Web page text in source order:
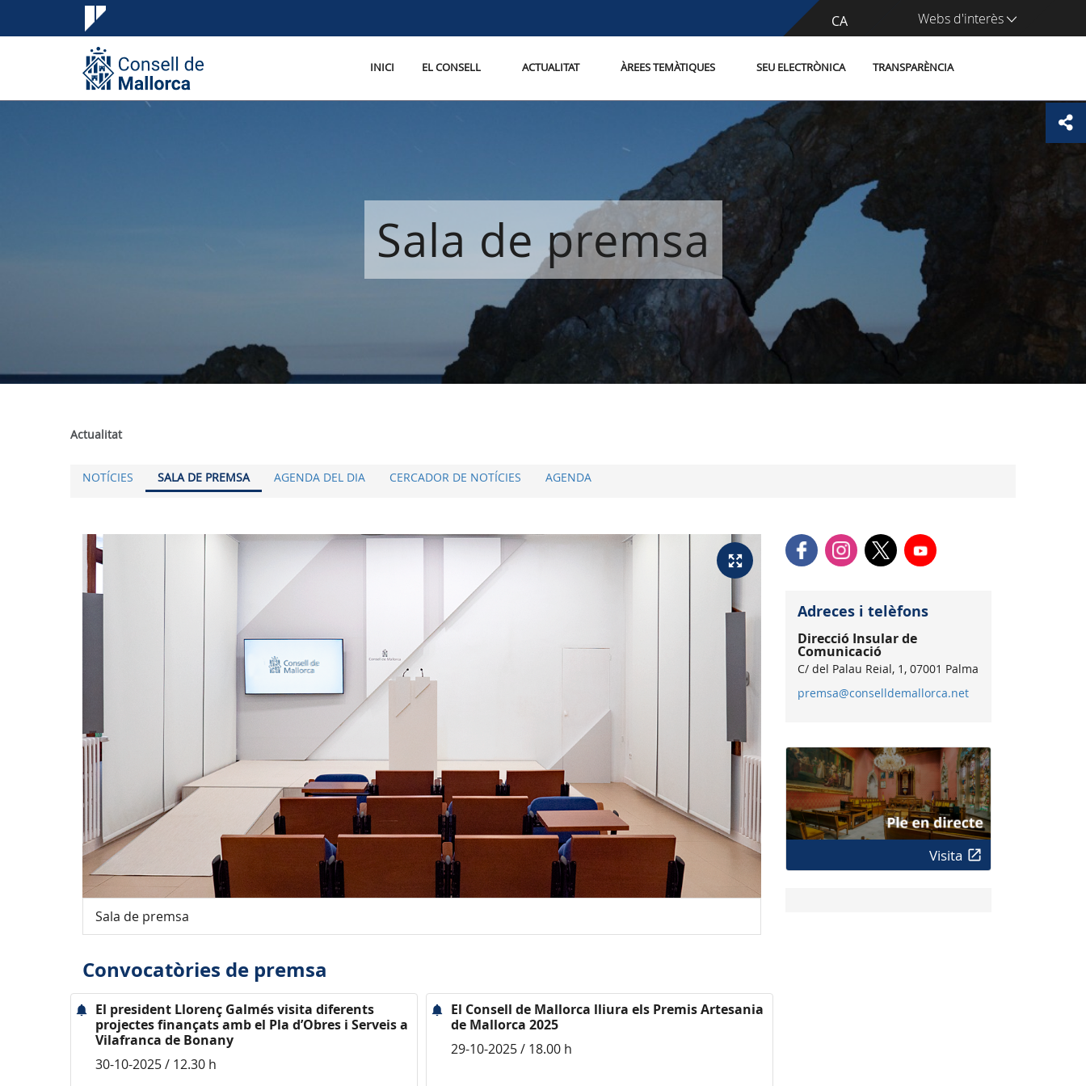
CA
ES Webs d'interès
INICI EL CONSELL ACTUALITAT ÀREES TEMÀTIQUES SEU ELECTRÒNICA TRANSPARÈNCIA
Sala de premsa
Actualitat
NOTÍCIES SALA DE PREMSA AGENDA DEL DIA CERCADOR DE NOTÍCIES AGENDA
Sala de premsa
Convocatòries de premsa
El president Llorenç Galmés visita diferents
projectes finançats amb el Pla d’Obres i Serveis a
Vilafranca de Bonany
30-10-2025 / 12.30 h
El Consell de Mallorca lliura els Premis Artesania
de Mallorca 2025
29-10-2025 / 18.00 h
Adreces i telèfons
Direcció Insular de
Comunicació
C/ del Palau Reial, 1, 07001 Palma
premsa@conselldemallorca.net
Visita